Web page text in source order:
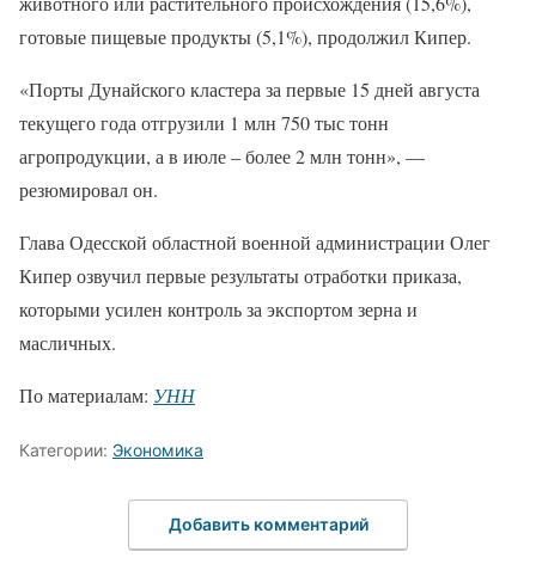
готовые пищевые продукты (5,1%), продолжил Кипер.
«Порты Дунайского кластера за первые 15 дней августа
текущего года отгрузили 1 млн 750 тыс тонн
агропродукции, а в июле – более 2 млн тонн», —
резюмировал он.
Глава Одесской областной военной администрации Олег
Кипер озвучил первые результаты отработки приказа,
которыми усилен контроль за экспортом зерна и
масличных.
По материалам: УНН
Категории: Экономика
Добавить комментарий